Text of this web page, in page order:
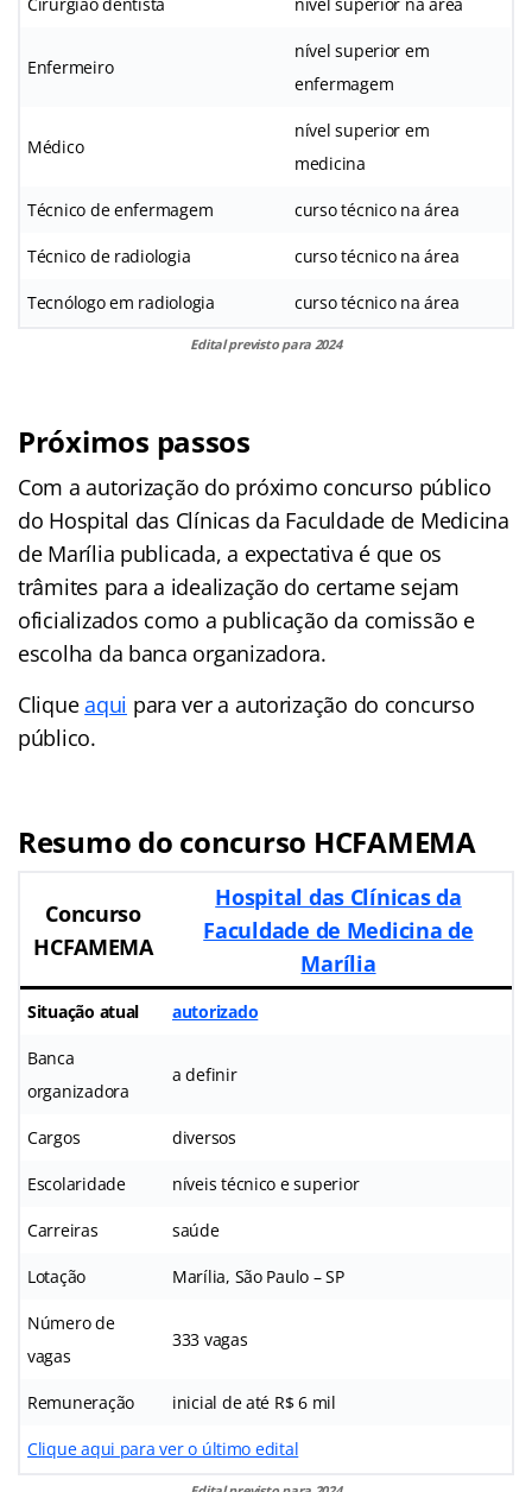
Enfermeiro
nível superior em
enfermagem
Médico
nível superior em
medicina
Técnico de enfermagem curso técnico na área
Técnico de radiologia curso técnico na área
Tecnólogo em radiologia curso técnico na área
Edital previsto para 2024
Próximos passos
Com a autorização do próximo concurso público
do Hospital das Clínicas da Faculdade de Medicina
de Marília publicada, a expectativa é que os
trâmites para a idealização do certame sejam
oficializados como a publicação da comissão e
escolha da banca organizadora.
Cliqueaqui para ver a autorização do concurso
público.
Resumo do concurso HCFAMEMA
Concurso
HCFAMEMA
Hospital das Clínicas da
Faculdade de Medicina de
Marília
Situação atual autorizado
Banca
organizadora
a definir
Cargos diversos
Escolaridade níveis técnico e superior
Carreiras saúde
Lotação Marília, São Paulo – SP
Número de
vagas
333 vagas
Remuneração inicial de até R$ 6 mil
Clique aqui para ver o último edital